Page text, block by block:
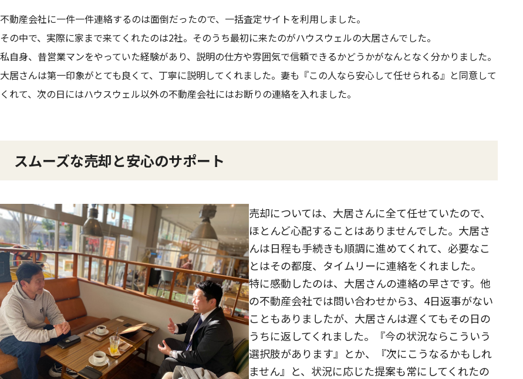
不動産会社に一件一件連絡するのは面倒だったので、一括査定サイトを利用しました。
その中で、実際に家まで来てくれたのは2社。そのうち最初に来たのがハウスウェルの大居さんでした。
私自身、昔営業マンをやっていた経験があり、説明の仕方や雰囲気で信頼できるかどうかがなんとなく分かりました。
大居さんは第一印象がとても良くて、丁寧に説明してくれました。妻も『この人なら安心して任せられる』と同意して
くれて、次の日にはハウスウェル以外の不動産会社にはお断りの連絡を入れました。
スムーズな売却と安心のサポート
売却については、大居さんに全て任せていたので、
ほとんど心配することはありませんでした。大居さ
んは日程も手続きも順調に進めてくれて、必要なこ
とはその都度、タイムリーに連絡をくれました。
特に感動したのは、大居さんの連絡の早さです。他
の不動産会社では問い合わせから3、4日返事がない
こともありましたが、大居さんは遅くてもその日の
うちに返してくれました。『今の状況ならこういう
選択肢があります』とか、『次にこうなるかもしれ
ません』と、状況に応じた提案も常にしてくれたの